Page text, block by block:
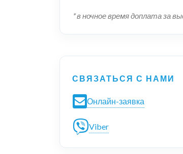
* в ночное время доплата за
СВЯЗАТЬСЯ С НАМИ
Онлайн-заявка
Viber